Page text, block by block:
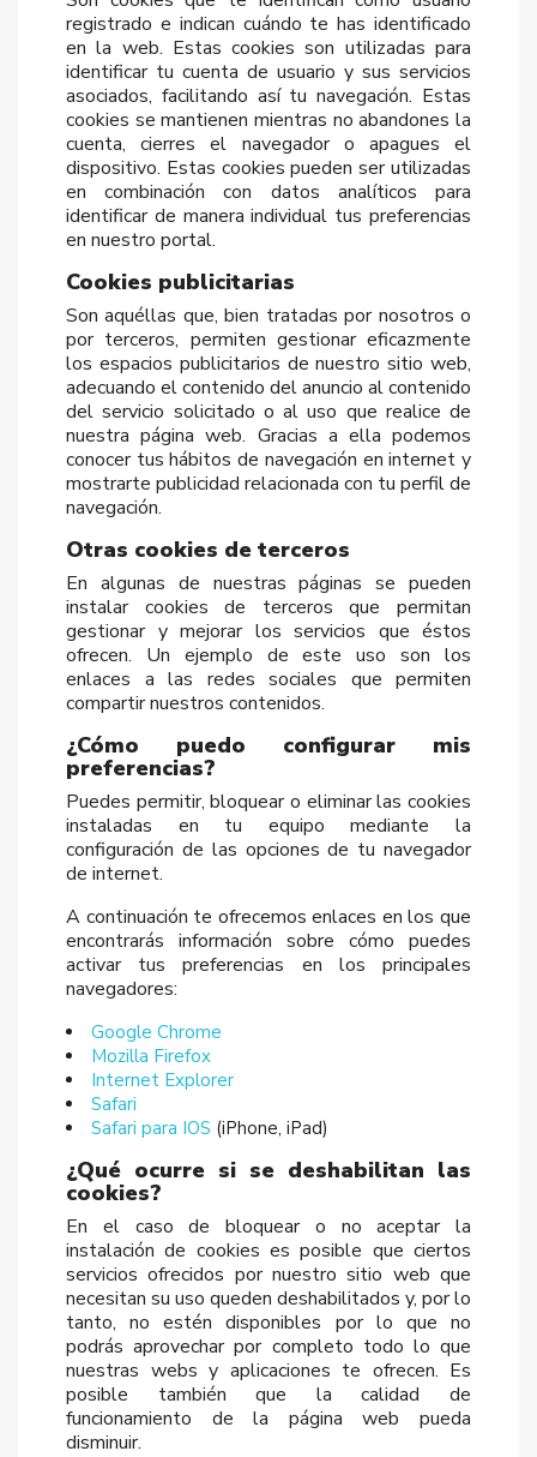
registrado e indican cuándo te has identificado
en la web. Estas cookies son utilizadas para
identificar tu cuenta de usuario y sus servicios
asociados, facilitando así tu navegación. Estas
cookies se mantienen mientras no abandones la
cuenta, cierres el navegador o apagues el
dispositivo. Estas cookies pueden ser utilizadas
en combinación con datos analíticos para
identificar de manera individual tus preferencias
en nuestro portal.
Cookies publicitarias
Son aquéllas que, bien tratadas por nosotros o
por terceros, permiten gestionar eficazmente
los espacios publicitarios de nuestro sitio web,
adecuando el contenido del anuncio al contenido
del servicio solicitado o al uso que realice de
nuestra página web. Gracias a ella podemos
conocer tus hábitos de navegación en internet y
mostrarte publicidad relacionada con tu perfil de
navegación.
Otras cookies de terceros
En algunas de nuestras páginas se pueden
instalar cookies de terceros que permitan
gestionar y mejorar los servicios que éstos
ofrecen. Un ejemplo de este uso son los
enlaces a las redes sociales que permiten
compartir nuestros contenidos.
¿Cómo puedo configurar mis
preferencias?
Puedes permitir, bloquear o eliminar las cookies
instaladas en tu equipo mediante la
configuración de las opciones de tu navegador
de internet.
A continuación te ofrecemos enlaces en los que
encontrarás información sobre cómo puedes
activar tus preferencias en los principales
navegadores:
Google Chrome
Mozilla Firefox
Internet Explorer
Safari
Safari para IOS (iPhone, iPad)
¿Qué ocurre si se deshabilitan las
cookies?
En el caso de bloquear o no aceptar la
instalación de cookies es posible que ciertos
servicios ofrecidos por nuestro sitio web que
necesitan su uso queden deshabilitados y, por lo
tanto, no estén disponibles por lo que no
podrás aprovechar por completo todo lo que
nuestras webs y aplicaciones te ofrecen. Es
posible también que la calidad de
funcionamiento de la página web pueda
disminuir.